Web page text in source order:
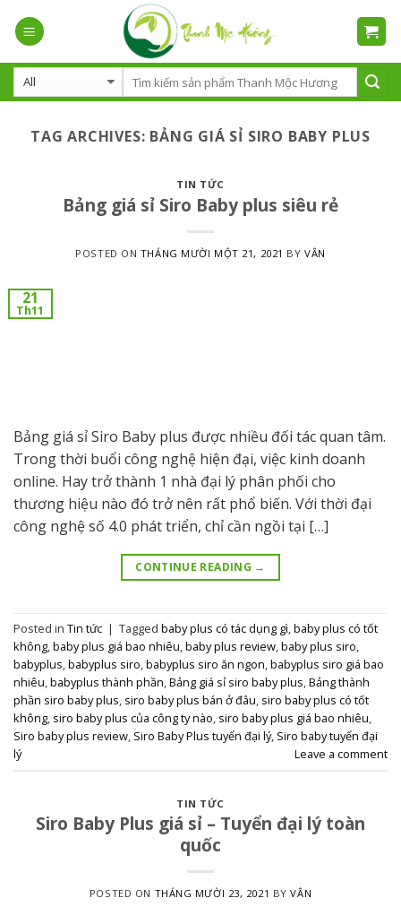
TAG ARCHIVES: BẢNG GIÁ SỈ SIRO BABY PLUS
TIN TỨC
Bảng giá sỉ Siro Baby plus siêu rẻ
POSTED ON THÁNG MƯỜI MỘT 21, 2021 BYVÂN
21
Th11
Bảng giá sỉ Siro Baby plus được nhiều đối tác quan tâm.
Trong thời buổi công nghệ hiện đại, việc kinh doanh
online. Hay trở thành 1 nhà đại lý phân phối cho
thương hiệu nào đó trở nên rất phổ biến. Với thời đại
công nghệ số 4.0 phát triển, chỉ cần ngồi tại […]
CONTINUE READING →
Posted in Tin tức | Tagged baby plus có tác dụng gì,baby plus có tốt
không,baby plus giá bao nhiêu,baby plus review,baby plus siro,
babyplus,babyplus siro,babyplus siro ăn ngon,babyplus siro giá bao
nhiêu,babyplus thành phần,Bảng giá sỉ siro baby plus,Bảng thành
phần siro baby plus, siro baby plus bán ở đâu, siro baby plus có tốt
không, siro baby plus của công ty nào, siro baby plus giá bao nhiêu,
Siro baby plus review, Siro Baby Plus tuyển đại lý, Siro baby tuyển đại
lý
Leave a comment
TIN TỨC
Siro Baby Plus giá sỉ – Tuyển đại lý toàn
quốc
POSTED ON THÁNG MƯỜI 23, 2021 BYVÂN